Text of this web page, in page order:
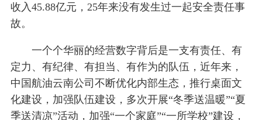
收入45.88亿元，25年来没有发生过一起安全责任事
故。
一个个华丽的经营数字背后是一支有责任、有
定力、有纪律、有担当、有作为的队伍，近年来，
中国航油云南公司不断优化内部生态，推行桌面文
化建设，加强队伍建设，多次开展“冬季送温暖”“夏
季送清凉”活动，加强“一个家庭”“一所学校”建设，